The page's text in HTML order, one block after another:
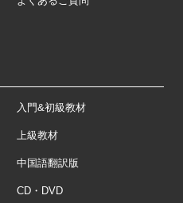
入門&初級教材
上級教材
中国語翻訳版
CD・DVD